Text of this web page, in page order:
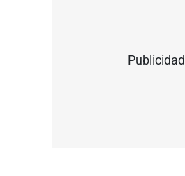
Publicidad